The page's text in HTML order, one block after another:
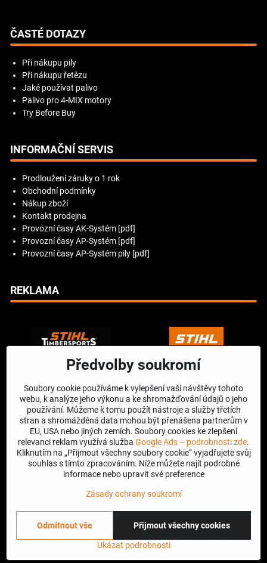
ČASTÉ DOTAZY
Při nákupu pily
Při nákupu řetězu
Jaké používat palivo
Palivo pro 4-MIX motory
Try Before Buy
INFORMAČNÍ SERVIS
Prodloužení záruky o 1 rok
Obchodní podmínky
Nákup zboží
Kontakt prodejna
Provozní časy AK-Systém [pdf]
Provozní časy AP-Systém [pdf]
Provozní časy AP-Systém pily [pdf]
REKLAMA
©2026CopyrightPředvolby soukromíZásady ochrany soukromí
Vytvořeno systémem:ByznysWeb.cz
Předvolby soukromí
Soubory cookie používáme k vylepšení vaší návštěvy tohoto
webu, k analýze jeho výkonu a ke shromažďování údajů o jeho
používání. Můžeme k tomu použít nástroje a služby třetích
stran a shromážděná data mohou být přenášena partnerům v
EU, USA nebo jiných zemích. Soubory cookies ke zlepšení
relevanci reklam využívá služba Google Ads – podrobnosti zde.
Kliknutím na „Přijmout všechny soubory cookie“ vyjadřujete svůj
souhlas s tímto zpracováním. Níže můžete najít podrobné
informace nebo upravit své preference
Zásady ochrany soukromí
Ukázat podrobnosti
Přijmout všechny cookies
Odmítnout vše